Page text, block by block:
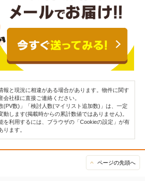
と現況に相違がある場合があります。物件に関す
会社様に直接ご連絡ください。
数)」「検討人数(マイリスト追加数)」は、一定
動します(掲載時からの累計数値ではありません)。
利用するには、ブラウザの「Cookieの設定」が有
ります。
ページの先頭へ